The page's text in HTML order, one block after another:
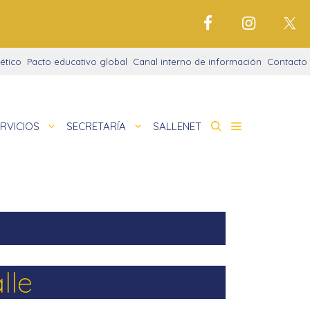
Pacto educativo global Canal interno de información Contacto
didácticas
justo
SECRETARÍA SALLENET